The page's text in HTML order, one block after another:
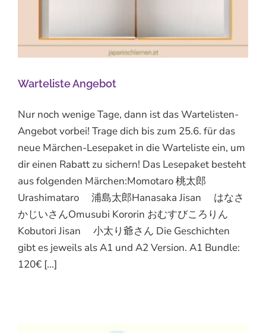
Warteliste Angebot
Nur noch wenige Tage, dann ist das Wartelisten-
Angebot vorbei! Trage dich bis zum 25.6. für das
neue Märchen-Lesepaket in die Warteliste ein, um
dir einen Rabatt zu sichern! Das Lesepaket besteht
aus folgenden Märchen:Momotaro 桃太郎
Urashimataro 浦島太郎Hanasaka Jisan はなさ
かじいさんOmusubi Kororin おむすびころりん
Kobutori Jisan 小太り爺さん Die Geschichten
gibt es jeweils als A1 und A2 Version. A1 Bundle:
120€ [...]